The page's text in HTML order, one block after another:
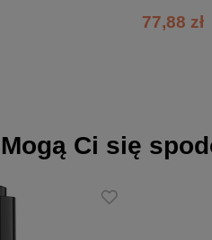
77,88 zł
Mogą Ci się